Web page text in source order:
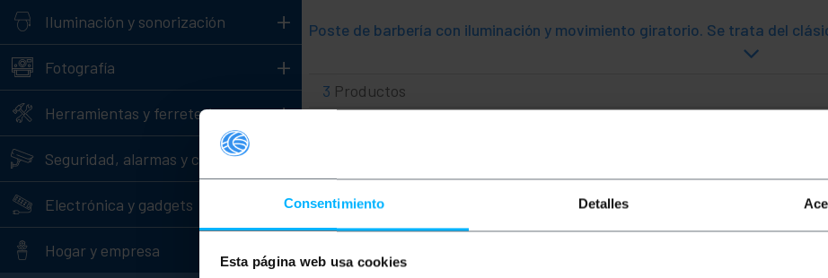
Consentimiento Detalles
Esta página web usa cookies
Iluminación y sonorización +
Fotografía +
Herramientas y ferretería +
Seguridad, alarmas y control
Electrónica y gadgets +
Hogar y empresa
3 Productos